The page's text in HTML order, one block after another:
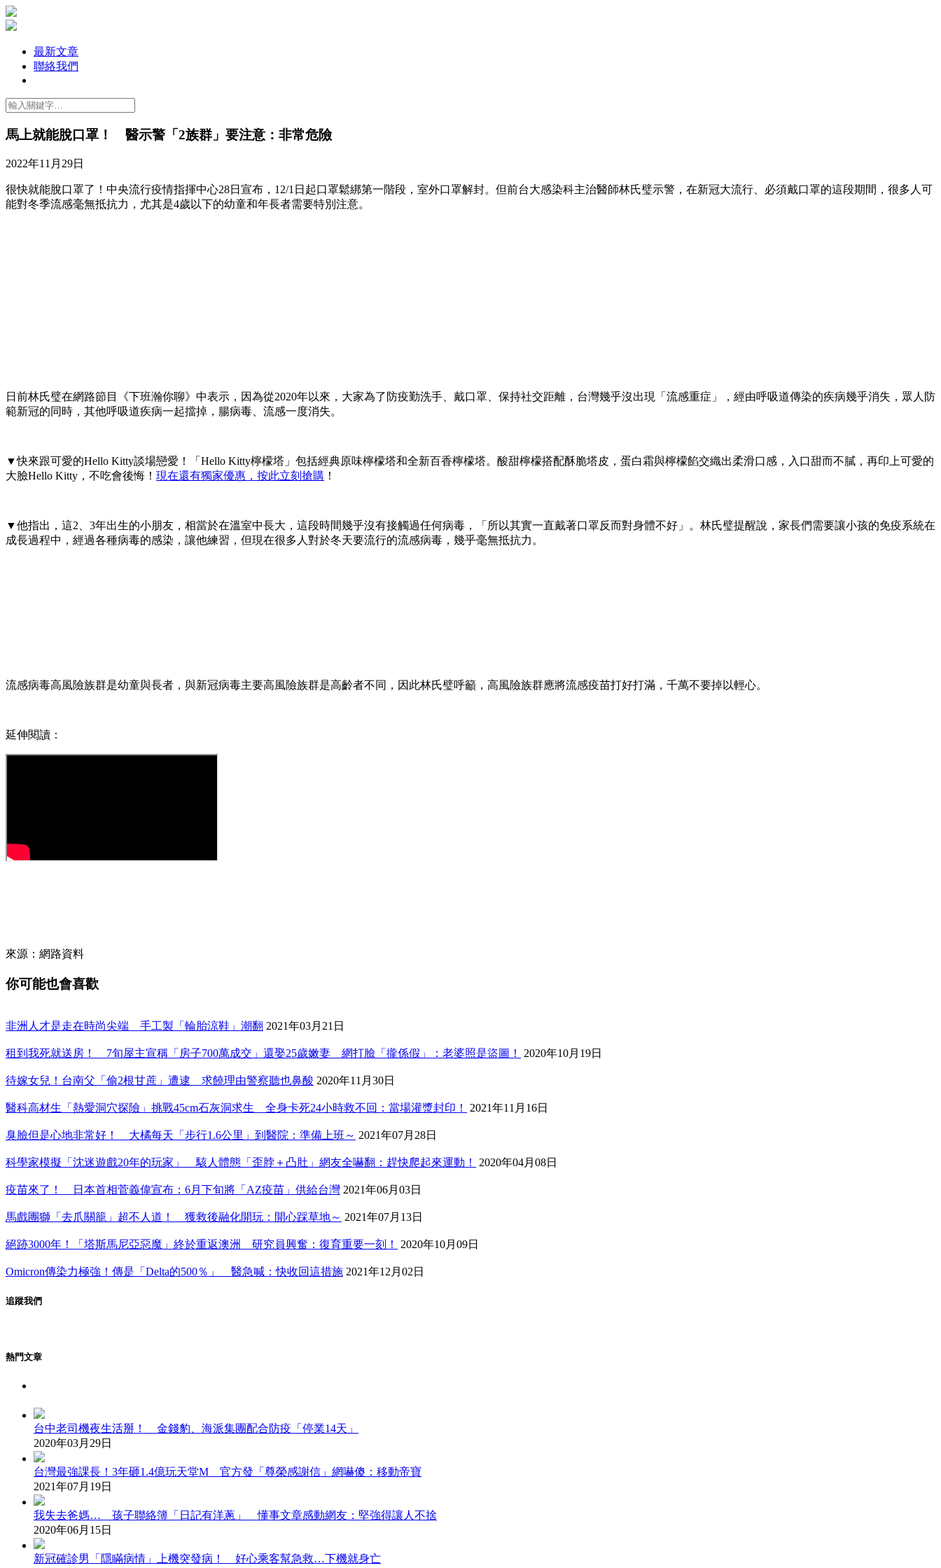
最新文章
聯絡我們
馬上就能脫口罩！ 醫示警「2族群」要注意：非常危險
2022年11月29日
很快就能脫口罩了！中央流行疫情指揮中心28日宣布，12/1日起口罩鬆綁第一階段，室外口罩解封。但前台大感染科主治醫師林氏璧示警，在新冠大流行、必須戴口罩的這段期間，很多人可
能對冬季流感毫無抵抗力，尤其是4歲以下的幼童和年長者需要特別注意。
日前林氏璧在網路節目《下班瀚你聊》中表示，因為從2020年以來，大家為了防疫勤洗手、戴口罩、保持社交距離，台灣幾乎沒出現「流感重症」，經由呼吸道傳染的疾病幾乎消失，眾人防
範新冠的同時，其他呼吸道疾病一起擋掉，腸病毒、流感一度消失。
▼快來跟可愛的Hello Kitty談場戀愛！「Hello Kitty檸檬塔」包括經典原味檸檬塔和全新百香檸檬塔。酸甜檸檬搭配酥脆塔皮，蛋白霜與檸檬餡交織出柔滑口感，入口甜而不膩，再印上可愛的
大臉Hello Kitty，不吃會後悔！ 現在還有獨家優惠，按此立刻搶購 ！
▼他指出，這2、3年出生的小朋友，相當於在溫室中長大，這段時間幾乎沒有接觸過任何病毒，「所以其實一直戴著口罩反而對身體不好」。林氏璧提醒說，家長們需要讓小孩的免疫系統在
成長過程中，經過各種病毒的感染，讓他練習，但現在很多人對於冬天要流行的流感病毒，幾乎毫無抵抗力。
流感病毒高風險族群是幼童與長者，與新冠病毒主要高風險族群是高齡者不同，因此林氏璧呼籲，高風險族群應將流感疫苗打好打滿，千萬不要掉以輕心。
延伸閱讀：
來源：網路資料
你可能也會喜歡
非洲人才是走在時尚尖端 手工製「輪胎涼鞋」潮翻 2021年03月21日
租到我死就送房！ 7旬屋主宣稱「房子700萬成交」還娶25歲嫩妻 網打臉「攏係假」：老婆照是盜圖！ 2020年10月19日
待嫁女兒！台南父「偷2根甘蔗」遭逮 求饒理由警察聽也鼻酸 2020年11月30日
醫科高材生「熱愛洞穴探險」挑戰45cm石灰洞求生 全身卡死24小時救不回：當場灌漿封印！ 2021年11月16日
臭臉但是心地非常好！ 大橘每天「步行1.6公里」到醫院：準備上班～ 2021年07月28日
科學家模擬「沈迷遊戲20年的玩家」 駭人體態「歪脖＋凸肚」網友全嚇翻：趕快爬起來運動！ 2020年04月08日
疫苗來了！ 日本首相菅義偉宣布：6月下旬將「AZ疫苗」供給台灣 2021年06月03日
馬戲團獅「去爪關籠」超不人道！ 獲救後融化開玩：開心踩草地～ 2021年07月13日
絕跡3000年！「塔斯馬尼亞惡魔」終於重返澳洲 研究員興奮：復育重要一刻！ 2020年10月09日
Omicron傳染力極強！傳是「Delta的500％」 醫急喊：快收回這措施 2021年12月02日
追蹤我們
熱門文章
台中老司機夜生活掰！ 金錢豹、海派集團配合防疫「停業14天」
2020年03月29日
台灣最強課長！3年砸1.4億玩天堂M 官方發「尊榮感謝信」網嚇傻：移動帝寶
2021年07月19日
我失去爸媽… 孩子聯絡簿「日記有洋蔥」 懂事文章感動網友：堅強得讓人不捨
2020年06月15日
新冠確診男「隱瞞病情」上機突發病！ 好心乘客幫急救…下機就身亡